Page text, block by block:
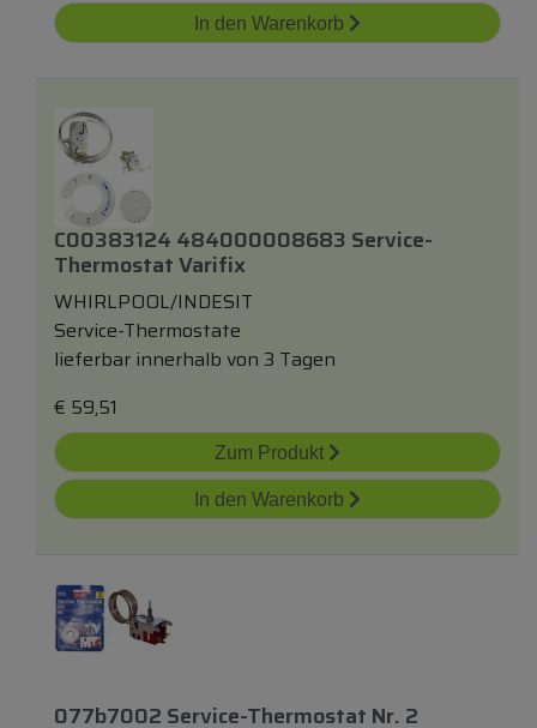
In den Warenkorb
C00383124 484000008683 Service-
Thermostat Varifix
WHIRLPOOL/INDESIT
Service-Thermostate
lieferbar innerhalb von 3 Tagen
€ 59,51
Zum Produkt
In den Warenkorb
077b7002 Service-Thermostat Nr. 2